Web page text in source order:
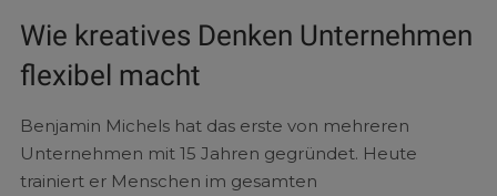
Wie kreatives Denken Unternehmen
flexibel macht
Benjamin Michels hat das erste von mehreren
Unternehmen mit 15 Jahren gegründet. Heute
trainiert er Menschen im gesamten